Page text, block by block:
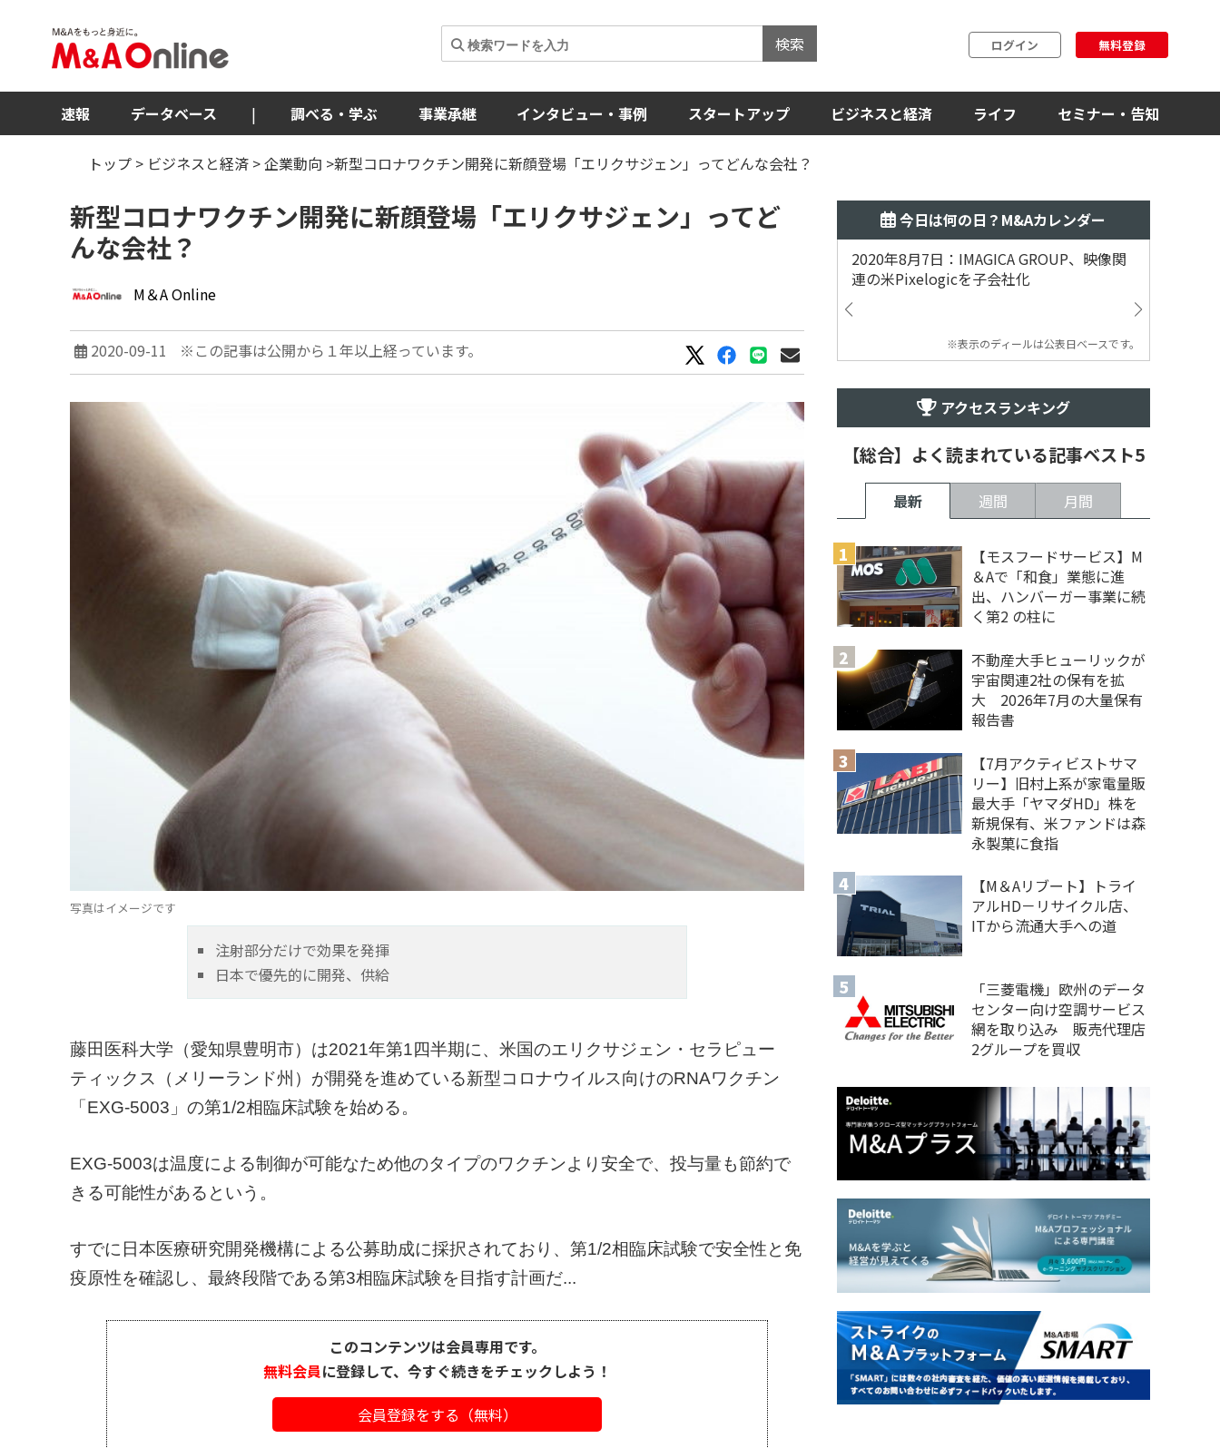
検索 ログイン 無料登録
速報 データベース | 調べる・学ぶ 事業承継 インタビュー・事例 スタートアップ ビジネスと経済 ライフ セミナー・告知
トップ > ビジネスと経済 >企業動向 >新型コロナワクチン開発に新顔登場「エリクサジェン」ってどんな会社？
新型コロナワクチン開発に新顔登場「エリクサジェン」ってど
んな会社？
M＆A Online
2020-09-11 ※この記事は公開から１年以上経っています。
写真はイメージです
注射部分だけで効果を発揮
日本で優先的に開発、供給
藤田医科大学（愛知県豊明市）は2021年第1四半期に、米国のエリクサジェン・セラピュー
ティックス（メリーランド州）が開発を進めている新型コロナウイルス向けのRNAワクチン
「EXG-5003」の第1/2相臨床試験を始める。
EXG-5003は温度による制御が可能なため他のタイプのワクチンより安全で、投与量も節約で
きる可能性があるという。
すでに日本医療研究開発機構による公募助成に採択されており、第1/2相臨床試験で安全性と免
疫原性を確認し、最終段階である第3相臨床試験を目指す計画だ...
このコンテンツは会員専用です。
無料会員に登録して、今すぐ続きをチェックしよう！
会員登録をする（無料）
今日は何の日？M&Aカレンダー
2020年8月7日：IMAGICA GROUP、映像関
連の米Pixelogicを子会社化
※表示のディールは公表日ベースです。
アクセスランキング
【総合】よく読まれている記事ベスト5
最新 週間 月間
【モスフードサービス】M
＆Aで「和食」業態に進
出、ハンバーガー事業に続
く第2 の柱に
不動産大手ヒューリックが
宇宙関連2社の保有を拡
大 2026年7月の大量保有
報告書
【7月アクティビストサマ
リー】旧村上系が家電量販
最大手「ヤマダHD」株を
新規保有、米ファンドは森
永製菓に食指
【M＆Aリブート】トライ
アルHD－リサイクル店、
ITから流通大手への道
「三菱電機」欧州のデータ
センター向け空調サービス
網を取り込み 販売代理店
2グループを買収